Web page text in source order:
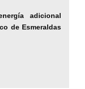
adicional
de Esmeraldas